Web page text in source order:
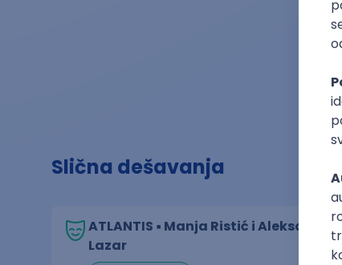
Slična dešavanja
ATLANTIS ▪︎ Manja Ristić i Aleksandar
Lazar